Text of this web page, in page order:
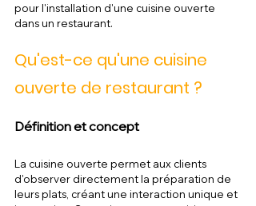
pour l'installation d'une cuisine ouverte
dans un restaurant.
Qu'est-ce qu'une cuisine
ouverte de restaurant ?
Définition et concept
La cuisine ouverte permet aux clients
d'observer directement la préparation de
leurs plats, créant une interaction unique et